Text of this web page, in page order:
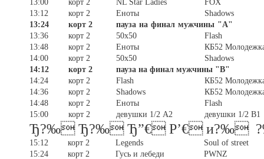
13:00
корт 2 NL Star Ladies
FOX
13:12
корт 2 Еноты
Shadows
13:24
корт 2 пауза на финал мужчины "А"
13:36
корт 2 50х50
Flash
13:48
корт 2 Еноты
КБ52
14:00
корт 2 50x50
Shadows
14:12
корт 2
пауза на финал мужчины "В"
14:24
корт 2 Flash
КБ52
14:36
корт 2 Shadows
КБ52
14:48
корт 2 Еноты
Flash
15:00
корт 2 девушки 1/2 А2 девушки 1/2 В1
Ђ?‰ Ђ?‰ Ђ”€ P’€ и?‰
15:12 корт 2 Legends
Soul of street
15:24
корт 2 Гусь и лебеди
PWNZ